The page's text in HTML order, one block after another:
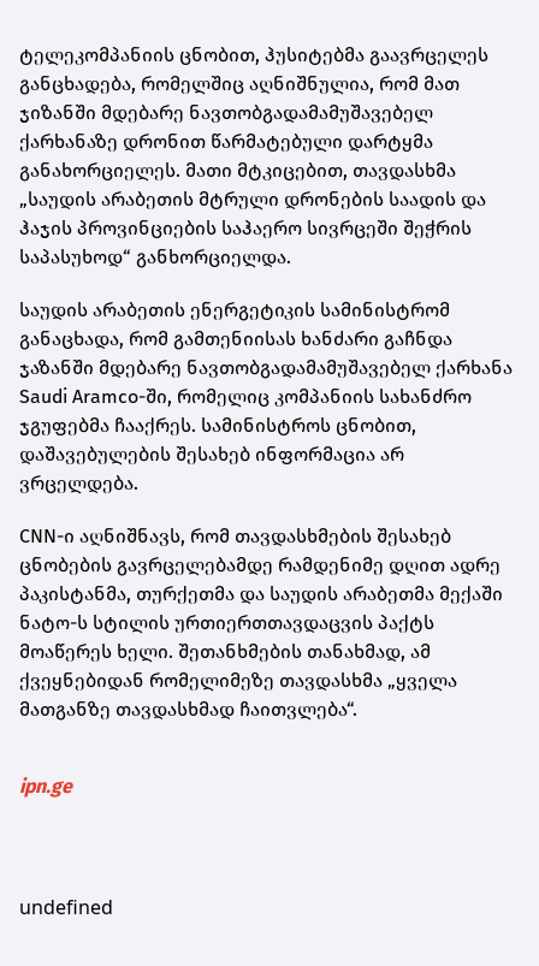
ტელეკომპანიის ცნობით, ჰუსიტებმა გაავრცელეს
განცხადება, რომელშიც აღნიშნულია, რომ მათ
ჯიზანში მდებარე ნავთობგადამამუშავებელ
ქარხანაზე დრონით წარმატებული დარტყმა
განახორციელეს. მათი მტკიცებით, თავდასხმა
„საუდის არაბეთის მტრული დრონების საადის და
ჰაჯის პროვინციების საჰაერო სივრცეში შეჭრის
საპასუხოდ“ განხორციელდა.
საუდის არაბეთის ენერგეტიკის სამინისტრომ
განაცხადა, რომ გამთენიისას ხანძარი გაჩნდა
ჯაზანში მდებარე ნავთობგადამამუშავებელ ქარხანა
Saudi Aramco-ში, რომელიც კომპანიის სახანძრო
ჯგუფებმა ჩააქრეს. სამინისტროს ცნობით,
დაშავებულების შესახებ ინფორმაცია არ
ვრცელდება.
CNN-ი აღნიშნავს, რომ თავდასხმების შესახებ
ცნობების გავრცელებამდე რამდენიმე დღით ადრე
პაკისტანმა, თურქეთმა და საუდის არაბეთმა მექაში
ნატო-ს სტილის ურთიერთთავდაცვის პაქტს
მოაწერეს ხელი. შეთანხმების თანახმად, ამ
ქვეყნებიდან რომელიმეზე თავდასხმა „ყველა
მათგანზე თავდასხმად ჩაითვლება“.
ipn.ge
undefined